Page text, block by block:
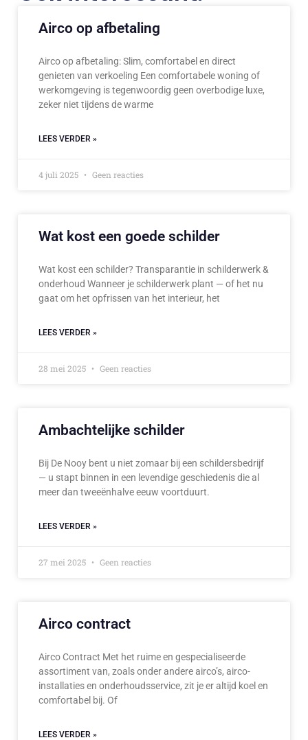
Airco op afbetaling
Airco op afbetaling: Slim, comfortabel en direct
genieten van verkoeling Een comfortabele woning of
werkomgeving is tegenwoordig geen overbodige luxe,
zeker niet tijdens de warme
LEES VERDER »
4 juli 2025 Geen reacties
Wat kost een goede schilder
Wat kost een schilder? Transparantie in schilderwerk &
onderhoud Wanneer je schilderwerk plant — of het nu
gaat om het opfrissen van het interieur, het
LEES VERDER »
28 mei 2025 Geen reacties
Ambachtelijke schilder
Bij De Nooy bent u niet zomaar bij een schildersbedrijf
— u stapt binnen in een levendige geschiedenis die al
meer dan tweeënhalve eeuw voortduurt.
LEES VERDER »
27 mei 2025 Geen reacties
Airco contract
Airco Contract Met het ruime en gespecialiseerde
assortiment van, zoals onder andere airco’s, airco-
installaties en onderhoudsservice, zit je er altijd koel en
comfortabel bij. Of
LEES VERDER »